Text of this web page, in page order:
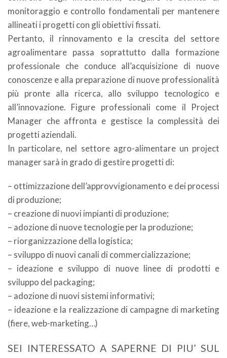
monitoraggio e controllo fondamentali per mantenere
allineati i progetti con gli obiettivi fissati.
Pertanto, il rinnovamento e la crescita del settore
agroalimentare passa soprattutto dalla formazione
professionale che conduce all’acquisizione di nuove
conoscenze e alla preparazione di nuove professionalità
più pronte alla ricerca, allo sviluppo tecnologico e
all’innovazione. Figure professionali come il Project
Manager che affronta e gestisce la complessità dei
progetti aziendali.
In particolare, nel settore agro-alimentare un project
manager sarà in grado di gestire progetti di:
– ottimizzazione dell’approvvigionamento e dei processi
di produzione;
– creazione di nuovi impianti di produzione;
– adozione di nuove tecnologie per la produzione;
– riorganizzazione della logistica;
– sviluppo di nuovi canali di commercializzazione;
– ideazione e sviluppo di nuove linee di prodotti e
sviluppo del packaging;
– adozione di nuovi sistemi informativi;
– ideazione e la realizzazione di campagne di marketing
(fiere, web-marketing…)
SEI INTERESSATO A SAPERNE DI PIU’ SUL